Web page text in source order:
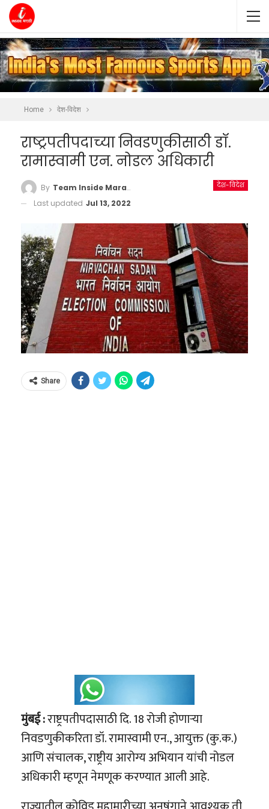
Home देश-विदेश
राष्ट्रपतीपदाच्या निवडणुकीसाठी डॉ.
रामास्वामी एन. नोडल अधिकारी
देश-विदेश
By Team Inside Marathi
Last updated Jul 13, 2022
Share
मुंबई :राष्ट्रपतीपदासाठी दि. 18 रोजी होणाऱ्या
निवडणुकीकरिता डॉ. रामास्वामी एन., आयुक्त (कु.क.)
आणि संचालक, राष्ट्रीय आरोग्य अभियान यांची नोडल
अधिकारी म्हणून नेमणूक करण्यात आली आहे.